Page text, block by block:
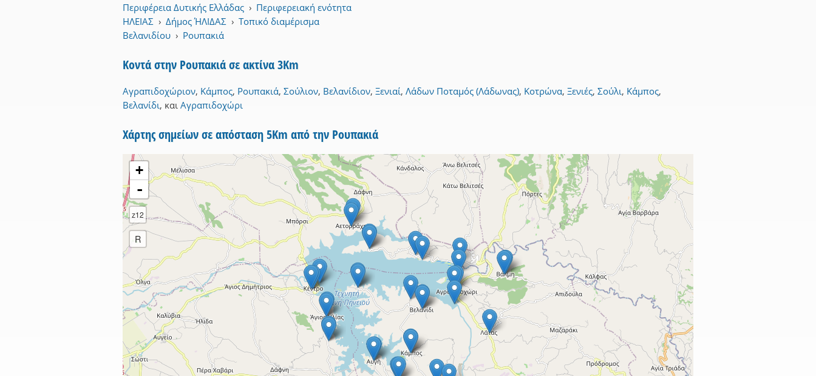
Περιφέρεια Δυτικής Ελλάδας › Περιφερειακή ενότητα
ΗΛΕΙΑΣ › Δήμος ΉΛΙΔΑΣ › Τοπικό διαμέρισμα
Βελανιδίου › Ρουπακιά
Κοντά στην Ρουπακιά σε ακτίνα 3Km
Αγραπιδοχώριον, Κάμπος, Ρουπακιά, Σούλιον, Βελανίδιον, Ξενιαί, Λάδων Ποταμός (Λάδωνας), Κοτρώνα, Ξενιές, Σούλι, Κάμπος,
Βελανίδι, και Αγραπιδοχώρι
Χάρτης σημείων σε απόσταση 5Km από την Ρουπακιά
+
-
z12
R